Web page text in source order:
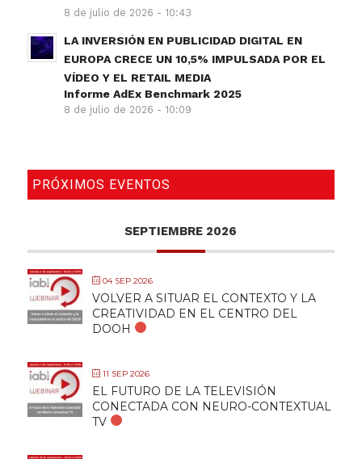
8 de julio de 2026 - 10:43
LA INVERSIÓN EN PUBLICIDAD DIGITAL EN
EUROPA CRECE UN 10,5% IMPULSADA POR EL
VÍDEO Y EL RETAIL MEDIA
Informe AdEx Benchmark 2025
8 de julio de 2026 - 10:09
PRÓXIMOS EVENTOS
SEPTIEMBRE 2026
04 SEP 2026
VOLVER A SITUAR EL CONTEXTO Y LA
CREATIVIDAD EN EL CENTRO DEL
DOOH
11 SEP 2026
EL FUTURO DE LA TELEVISIÓN
CONECTADA CON NEURO-CONTEXTUAL
TV